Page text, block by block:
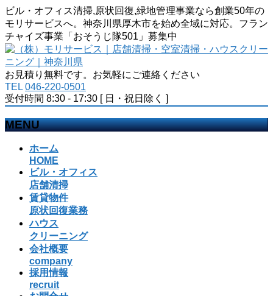
ビル・オフィス清掃,原状回復,緑地管理事業なら創業50年の
モリサービスへ。神奈川県厚木市を始め全域に対応。フラン
チャイズ事業「おそうじ隊501」募集中
お見積り無料です。お気軽にご連絡ください
TEL 046-220-0501
受付時間 8:30 - 17:30 [ 日・祝日除く ]
MENU
ホーム
HOME
ビル・オフィス
店舗清掃
賃貸物件
原状回復業務
ハウス
クリーニング
会社概要
company
採用情報
recruit